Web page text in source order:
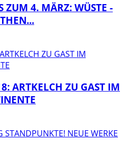
ZUM 4. MÄRZ: WÜSTE -
ARTKELCH ZU GAST IM